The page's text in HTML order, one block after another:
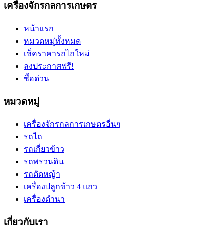
เครื่องจักรกลการเกษตร
หน้าแรก
หมวดหมู่ทั้งหมด
เช็คราคารถไถใหม่
ลงประกาศฟรี!
ซื้อด่วน
หมวดหมู่
เครื่องจักรกลการเกษตรอื่นๆ
รถไถ
รถเกี่ยวข้าว
รถพรวนดิน
รถตัดหญ้า
เครื่องปลูกข้าว 4 แถว
เครื่องดำนา
เกี่ยวกับเรา